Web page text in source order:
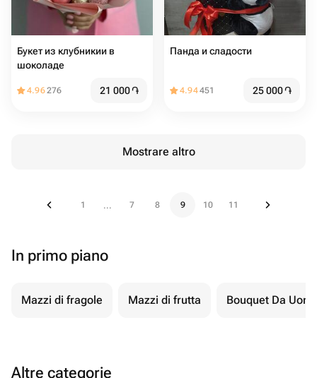
Букет из клубникии в
шоколаде
4.96276 21 000֏
Панда и сладости
4.94451 25 000֏
Mostrare altro
1 ... 7 8 9 10 11
In primo piano
Mazzi di fragole Mazzi di frutta Bouquet Da
Altre categorie